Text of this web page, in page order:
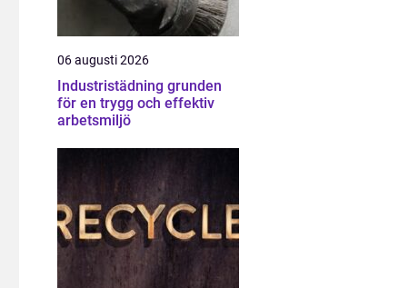
06 augusti 2026
Industristädning grunden
för en trygg och effektiv
arbetsmiljö